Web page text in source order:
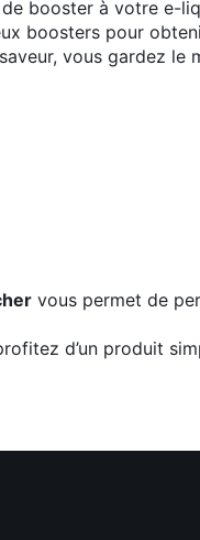
booster à votre e-
boosters pour
vous gardez le
vous permet de
d’un produit